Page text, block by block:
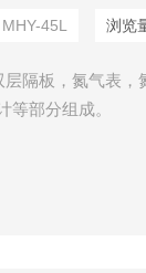
MHY-45L 浏览
隔板，氮气表
等部分组成。